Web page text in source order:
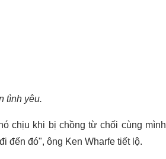
tình yêu.
chịu khi bị chồng từ chối cùng mình
đến đó", ông Ken Wharfe tiết lộ.